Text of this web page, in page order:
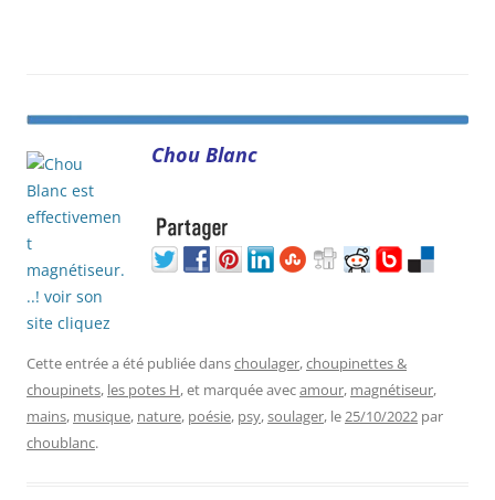
Chou Blanc
Cette entrée a été publiée danschoulager,choupinettes &
choupinets, les potes H, et marquée avecamour, magnétiseur,
mains, musique, nature, poésie, psy,soulager, le25/10/2022 par
choublanc.